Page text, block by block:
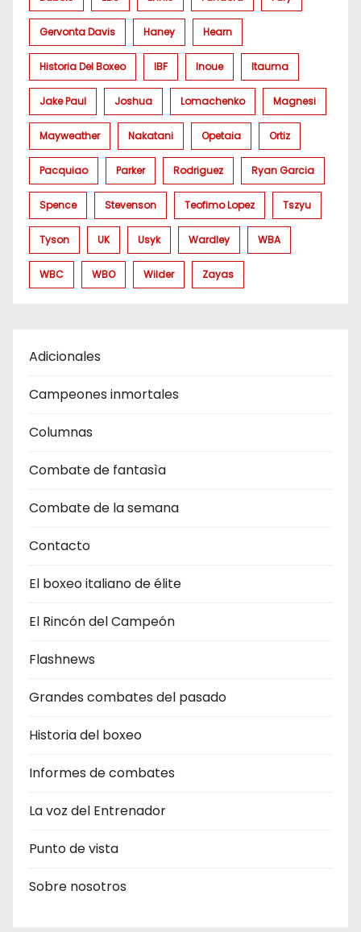
Gervonta Davis Haney Hearn
Historia Del Boxeo IBF Inoue Itauma
Jake Paul Joshua Lomachenko Magnesi
Mayweather Nakatani Opetaia Ortiz
Pacquiao Parker Rodriguez Ryan Garcia
Spence Stevenson Teofimo Lopez Tszyu
Tyson UK Usyk Wardley WBA
WBC WBO Wilder Zayas
Adicionales
Campeones inmortales
Columnas
Combate de fantasìa
Combate de la semana
Contacto
El boxeo italiano de élite
El Rincón del Campeón
Flashnews
Grandes combates del pasado
Historia del boxeo
Informes de combates
La voz del Entrenador
Punto de vista
Sobre nosotros